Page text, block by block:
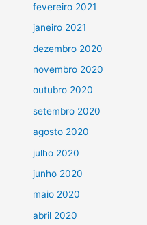
fevereiro 2021
janeiro 2021
dezembro 2020
novembro 2020
outubro 2020
setembro 2020
agosto 2020
julho 2020
junho 2020
maio 2020
abril 2020